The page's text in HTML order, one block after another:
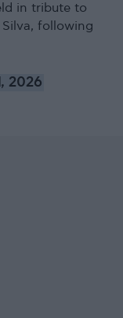
in tribute to
following
2026